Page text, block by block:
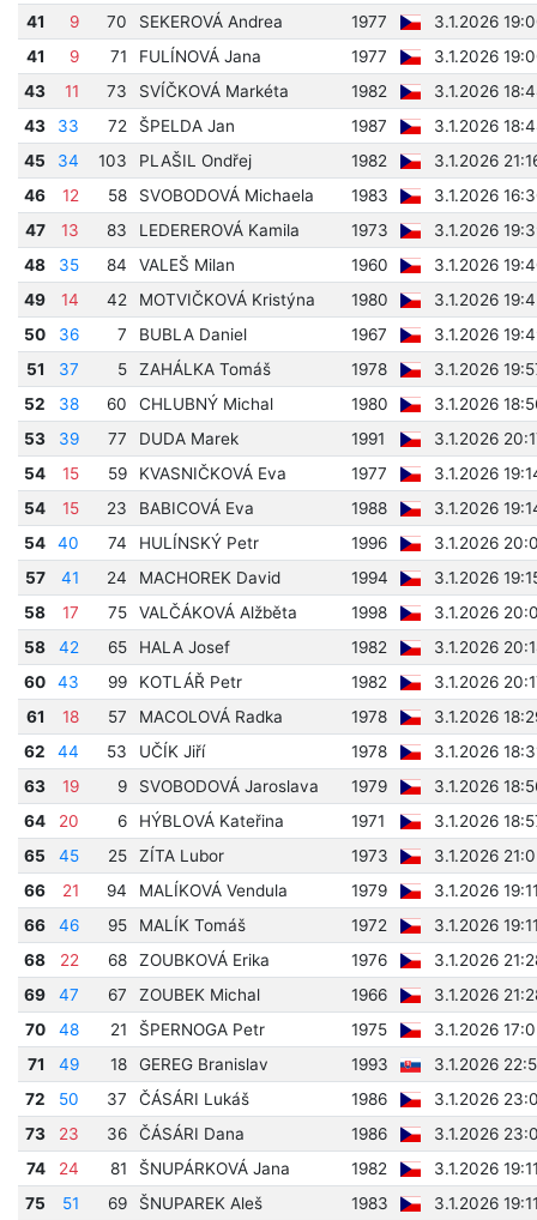
41
9 70 SEKEROVÁ Andrea 1977
3.1.2026
41
9 71 FULÍNOVÁ Jana 1977
3.1.2026
43
11 73 SVÍČKOVÁ Markéta 1982
3.1.2026
43
33 72 ŠPELDA Jan 1987
3.1.2026
45
34 103 PLAŠIL Ondřej 1982
3.1.2026
46
12 58 SVOBODOVÁ Michaela 1983
3.1.2026
47
13 83 LEDEREROVÁ Kamila 1973
3.1.2026
48
35 84 VALEŠ Milan 1960
3.1.2026
49
14 42 MOTVIČKOVÁ Kristýna 1980
3.1.2026
50
36 7 BUBLA Daniel 1967
3.1.2026
51
37 5 ZAHÁLKA Tomáš 1978
3.1.2026
52
38 60 CHLUBNÝ Michal 1980
3.1.2026
53
39 77 DUDA Marek 1991
3.1.2026
54
15 59 KVASNIČKOVÁ Eva 1977
3.1.2026
54
15 23 BABICOVÁ Eva 1988
3.1.2026
54
40 74 HULÍNSKÝ Petr 1996
3.1.2026
57
41 24 MACHOREK David 1994
3.1.2026
58
17 75 VALČÁKOVÁ Alžběta 1998
3.1.2026
58
42 65 HALA Josef 1982
3.1.2026
60
43 99 KOTLÁŘ Petr 1982
3.1.2026
61
18 57 MACOLOVÁ Radka 1978
3.1.2026
62
44 53 UČÍK Jiří 1978
3.1.2026
63
19 9 SVOBODOVÁ Jaroslava 1979
3.1.2026
64
20 6 HÝBLOVÁ Kateřina 1971
3.1.2026
65
45 25 ZÍTA Lubor 1973
3.1.2026
66
21 94 MALÍKOVÁ Vendula 1979
3.1.2026
66
46 95 MALÍK Tomáš 1972
3.1.2026
68
22 68 ZOUBKOVÁ Erika 1976
3.1.2026
69
47 67 ZOUBEK Michal 1966
3.1.2026
70
48 21 ŠPERNOGA Petr 1975
3.1.2026
71
49 18 GEREG Branislav 1993
3.1.2026
72
50 37 ČÁSÁRI Lukáš 1986
3.1.2026
73
23 36 ČÁSÁRI Dana 1986
3.1.2026
74
24 81 ŠNUPÁRKOVÁ Jana 1982
3.1.2026
75
51 69 ŠNUPAREK Aleš 1983
3.1.2026